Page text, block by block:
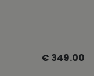
€ 349.00